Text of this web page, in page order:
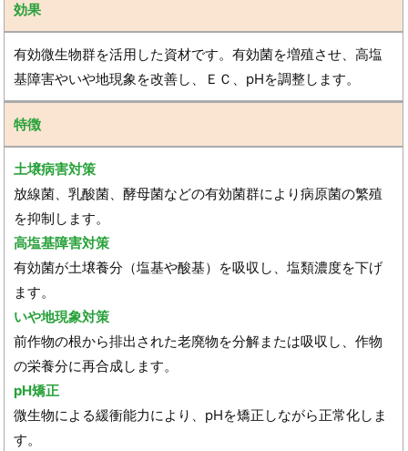
効果
有効微生物群を活用した資材です。有効菌を増殖させ、高塩
基障害やいや地現象を改善し、ＥＣ、pHを調整します。
特徴
土壌病害対策
放線菌、乳酸菌、酵母菌などの有効菌群により病原菌の繁殖
を抑制します。
高塩基障害対策
有効菌が土壌養分（塩基や酸基）を吸収し、塩類濃度を下げ
ます。
いや地現象対策
前作物の根から排出された老廃物を分解または吸収し、作物
の栄養分に再合成します。
pH矯正
微生物による緩衝能力により、pHを矯正しながら正常化しま
す。